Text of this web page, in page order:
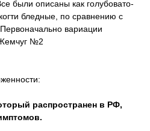
были описаны как голубовато-
бледные, по сравнению с
вариации
№2
распространен в РФ,